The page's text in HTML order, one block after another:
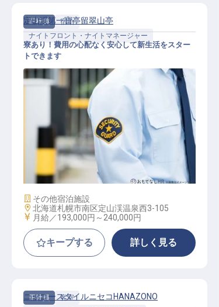
正社員
宿泊
ナイトフロント・ナイトマネージャー
ナイトフロント
定山渓第一寶亭留翠山亭
寮あり！費用の心配なく安心して新生活をスター
トできます
施設業態
その他宿泊施設
勤務地
北海道札幌市南区定山渓温泉西3-105
給与
月給／193,000円～ 240,000円
キープする 詳しく見る
正社員
客室
ニッコースタイルニセコHANAZONO